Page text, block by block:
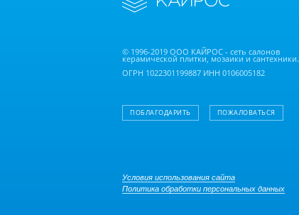
© 1996-2019 ООО КАЙРОС - сеть салонов
керамической плитки, мозаики и сантехники.
ОГРН 1022301199887 ИНН 0106005182
ПОБЛАГОДАРИТЬ ПОЖАЛОВАТЬСЯ
Условия использования сайта
Политика обработки персональных данных